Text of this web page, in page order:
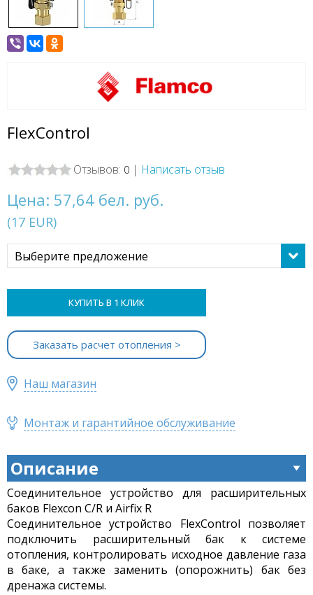
FlexControl
Отзывов: 0 | Написать отзыв
Цена: 57,64 бел. руб.
(17 EUR)
Выберите предложение
КУПИТЬ В 1 КЛИК
Заказать расчет отопления >
Наш магазин
Монтаж и гарантийное обслуживание
Описание
Соединительное устройство для расширительных
баков Flexcon C/R и Airfix R
Соединительное устройство FlexControl позволяет
подключить расширительный бак к системе
отопления, контролировать исходное давление газа
в баке, а также заменить (опорожнить) бак без
дренажа системы.